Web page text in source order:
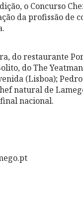
o Concurso
da profissão de
do restaurante
do The
(Lisboa);
natural de
nacional.